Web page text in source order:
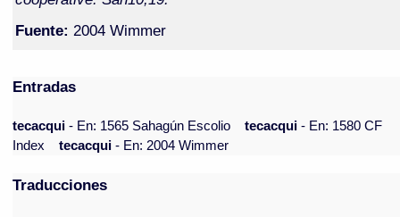
Fuente: 2004 Wimmer
Entradas
tecacqui- En: 1565 Sahagún Escolio tecacqui- En: 1580 CF
Index
tecacqui- En: 2004 Wimmer
Traducciones